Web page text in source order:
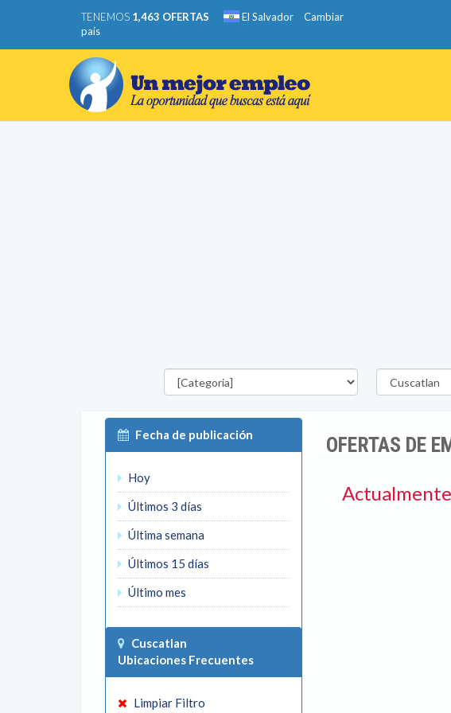
TENEMOS 1,463 OFERTAS El Salvador
Cambiar
país
Categorías Departamento
Fecha de publicación
Hoy
Últimos 3 días
Última semana
Últimos 15 días
Último mes
Cuscatlan
Ubicaciones Frecuentes
Limpiar Filtro
OFERTAS DE